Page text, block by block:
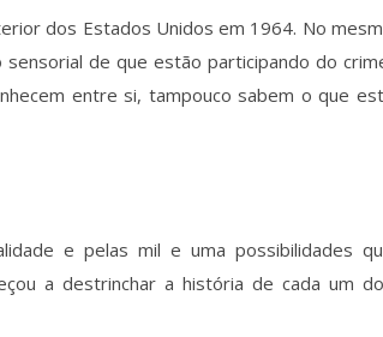
dos Estados Unidos em 1964. No
de que estão participando do
entre si, tampouco sabem o que
e pelas mil e uma possibilidades
a destrinchar a história de cada um